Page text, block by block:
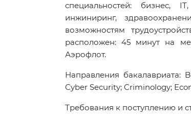
специальностей: бизнес,
инжиниринг,
возможностям
расположен: 45 минут на
Аэрофлот.
Направления бакалавриата:
Cyber Security; Criminology;
Требования к поступлению и